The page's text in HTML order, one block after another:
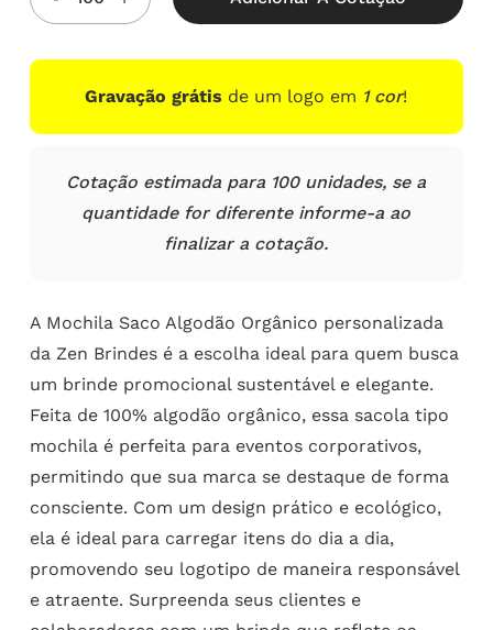
Gravação grátis de um logo em 1 cor!
Cotação estimada para 100 unidades, se a
quantidade for diferente informe-a ao
finalizar a cotação.
A Mochila Saco Algodão Orgânico personalizada
da Zen Brindes é a escolha ideal para quem busca
um brinde promocional sustentável e elegante.
Feita de 100% algodão orgânico, essa sacola tipo
mochila é perfeita para eventos corporativos,
permitindo que sua marca se destaque de forma
consciente. Com um design prático e ecológico,
ela é ideal para carregar itens do dia a dia,
promovendo seu logotipo de maneira responsável
e atraente. Surpreenda seus clientes e